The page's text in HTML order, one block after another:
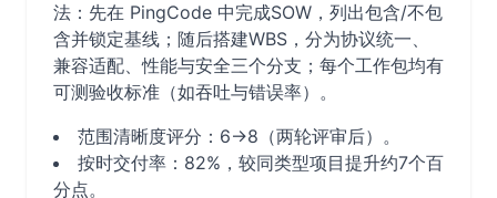
法：先在 PingCode 中完成SOW，列出包含/不包
含并锁定基线；随后搭建WBS，分为协议统一、
兼容适配、性能与安全三个分支；每个工作包均有
可测验收标准（如吞吐与错误率）。
范围清晰度评分：6→8（两轮评审后）。
按时交付率：82%，较同类型项目提升约7个百
分点。